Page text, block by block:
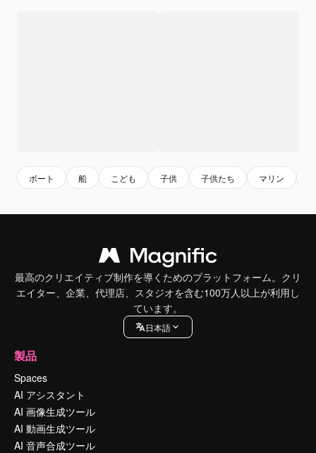
ボート 船 こども 子供 子供たち マリン
最高のクリエイティブ制作を導くためのプラットフォーム。クリ
エイター、企業、代理店、スタジオを含む100万人以上が利用し
ています。
日本語
製品
Spaces
AI アシスタント
AI 画像生成ツール
AI 動画生成ツール
AI 音声合成ツール